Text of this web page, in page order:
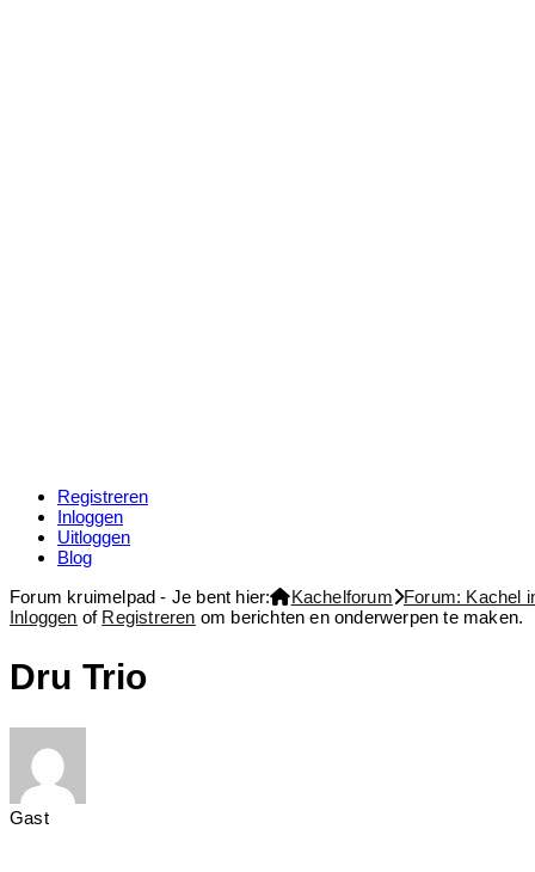
Registreren
Inloggen
Uitloggen
Blog
Forum kruimelpad - Je bent hier:
Kachelforum Forum: Kachel
Inloggen of Registreren om berichten en onderwerpen te maken.
Dru Trio
Gast